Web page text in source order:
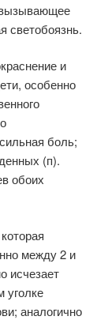
светобоязнь.
и
особенно
боль;
(п).
обоих
между 2 и
исчезает
уголке
аналогично